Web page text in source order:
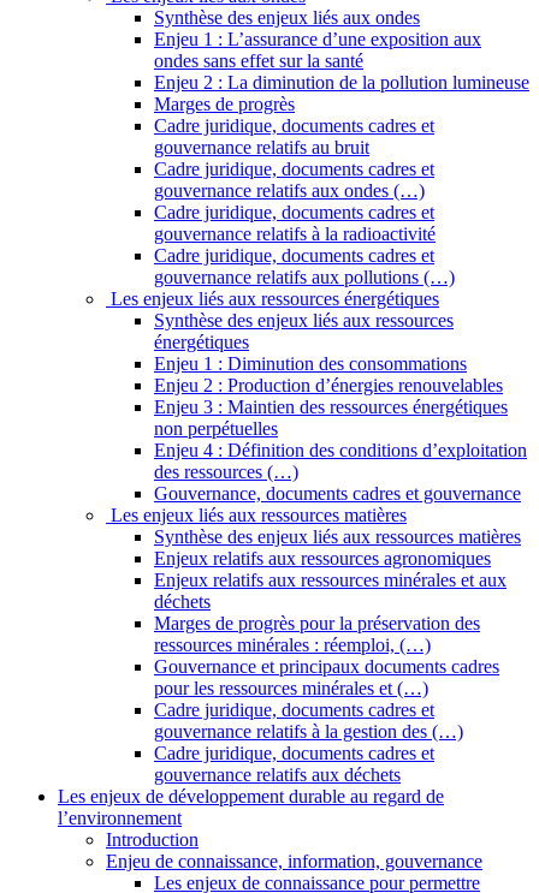
Synthèse des enjeux liés aux ondes
Enjeu 1 : L’assurance d’une exposition aux
ondes sans effet sur la santé
Enjeu 2 : La diminution de la pollution lumineuse
Marges de progrès
Cadre juridique, documents cadres et
gouvernance relatifs au bruit
Cadre juridique, documents cadres et
gouvernance relatifs aux ondes (…)
Cadre juridique, documents cadres et
gouvernance relatifs à la radioactivité
Cadre juridique, documents cadres et
gouvernance relatifs aux pollutions (…)
Les enjeux liés aux ressources énergétiques
Synthèse des enjeux liés aux ressources
énergétiques
Enjeu 1 : Diminution des consommations
Enjeu 2 : Production d’énergies renouvelables
Enjeu 3 : Maintien des ressources énergétiques
non perpétuelles
Enjeu 4 : Définition des conditions d’exploitation
des ressources (…)
Gouvernance, documents cadres et gouvernance
Les enjeux liés aux ressources matières
Synthèse des enjeux liés aux ressources matières
Enjeux relatifs aux ressources agronomiques
Enjeux relatifs aux ressources minérales et aux
déchets
Marges de progrès pour la préservation des
ressources minérales : réemploi, (…)
Gouvernance et principaux documents cadres
pour les ressources minérales et (…)
Cadre juridique, documents cadres et
gouvernance relatifs à la gestion des (…)
Cadre juridique, documents cadres et
gouvernance relatifs aux déchets
Les enjeux de développement durable au regard de
l’environnement
Introduction
Enjeu de connaissance, information, gouvernance
Les enjeux de connaissance pour permettre